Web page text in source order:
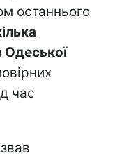
останнього
Одеської
час